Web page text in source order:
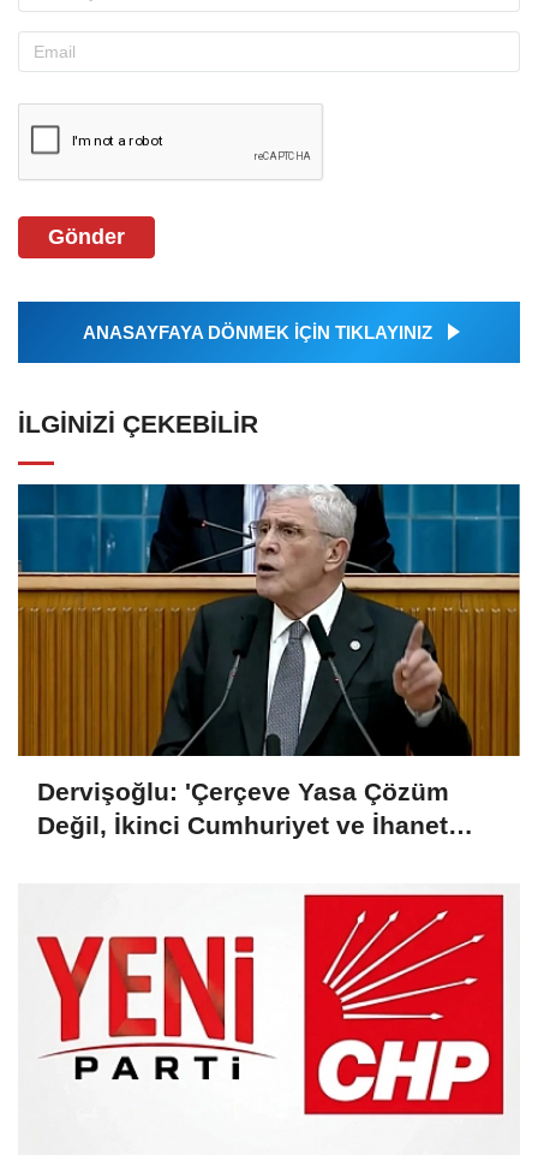
Gönder
ANASAYFAYA DÖNMEK İÇİN TIKLAYINIZ
İLGINIZI ÇEKEBILIR
Dervişoğlu: 'Çerçeve Yasa Çözüm
Değil, İkinci Cumhuriyet ve İhanet